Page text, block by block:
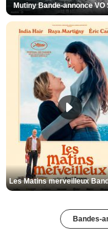
Mutiny Bande-annonce VO
Bandes-